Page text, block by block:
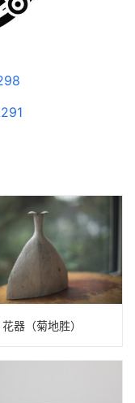
花器（菊地胜）